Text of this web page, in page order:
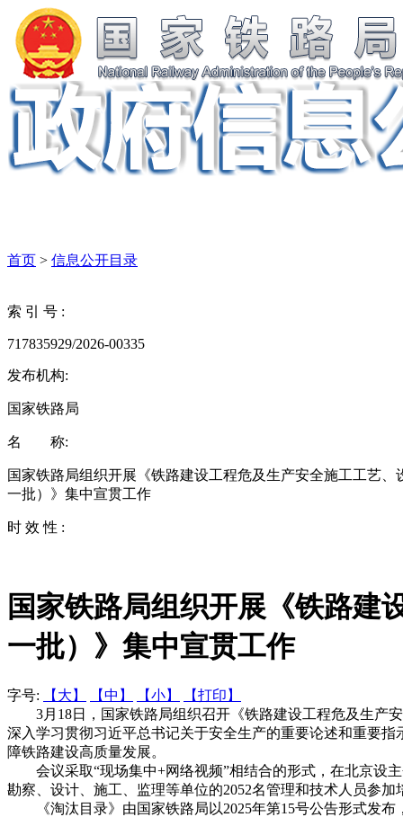
首页 > 信息公开目录
索 引 号 :
717835929/2026-00335
发布机构:
国家铁路局
名 称:
国家铁路局组织开展《铁路建设工程危及生产安全施工工艺、
一批）》集中宣贯工作
时 效 性 :
国家铁路局组织开展《铁路建
一批）》集中宣贯工作
字号: 【大】 【中】 【小】
【打印】
3月18日，国家铁路局组织召开《铁路建设工程危及生产
深入学习贯彻习近平总书记关于安全生产的重要论述和重要
障铁路建设高质量发展。
会议采取“现场集中+网络视频”相结合的形式，在北京设主
勘察、设计、施工、监理等单位的2052名管理和技术人员参
《淘汰目录》由国家铁路局以2025年第15号公告形式发布